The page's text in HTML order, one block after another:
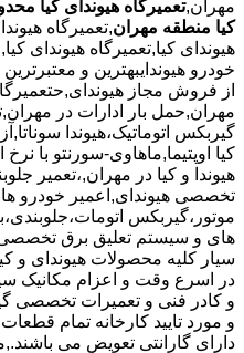
مهران,تعمیرگاه هیوندای کیا
کیا منطقه مهران,تعمیرگاه
هیوندای کیا,تعمیرگاه هیوندای
خودرو هیوندایبهترین و
از فروش مجاز
مهران,حمل بار ادارات در
گیربکس اتوماتیک،هیوندا
کیا اوپتیما‌,ماهاوی-سورنتو با
هیوندا و کیا در مهران,،تعمیر
تخصصی هیوندای,اعمیر خودرو
موتور،گیربکس
های و سیستم تعلیق برق
سیار کلیه محصولات هیوندای و
در اسرع وقت و اعزام مکانیک
و کادر فنی و تعمیرات تخصصی
و مورد تایید کارخانه تمام
دارای گارانتی تعویض می